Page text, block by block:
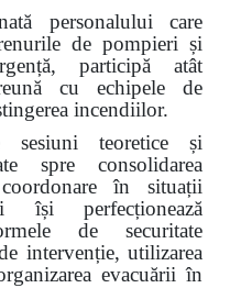
personalului care
de pompieri și
participă atât
cu echipele de
incendiilor.
sesiuni teoretice și
spre consolidarea
în situații
își perfecționează
de securitate
intervenție, utilizarea
evacuării în